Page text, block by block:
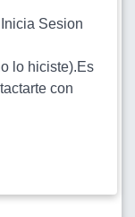
Sesion
lo hiciste).Es
con